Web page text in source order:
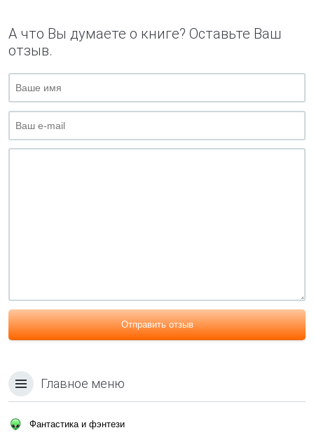
А что Вы думаете о книге? Оставьте Ваш
отзыв.
Отправить отзыв
Главное меню
Фантастика и фэнтези